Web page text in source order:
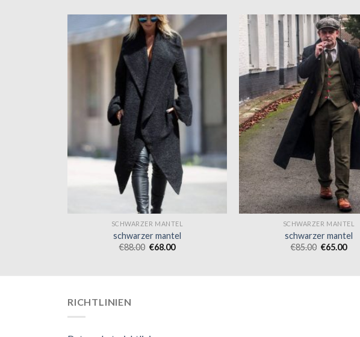
SCHWARZER MANTEL
schwarzer mantel
€88.00 €68.00
SCHWARZER MANTEL
schwarzer mantel
€85.00 €65.00
RICHTLINIEN